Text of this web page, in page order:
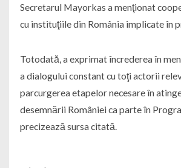
Secretarul Mayorkas a menţionat
cu instituţiile din România implicate în
Totodată, a exprimat încrederea în
a dialogului constant cu toţi actorii
parcurgerea etapelor necesare în
desemnării României ca parte în
precizează sursa citată.